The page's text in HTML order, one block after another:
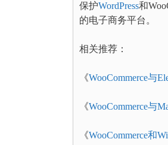
保护WordPress和
的电子商务平台。
相关推荐：
《WooCommerce与
《WooCommerce与
《WooCommerce和